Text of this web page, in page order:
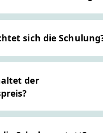
beträgt 899 € (inkl.
sich die
der
Räumlichkeiten,